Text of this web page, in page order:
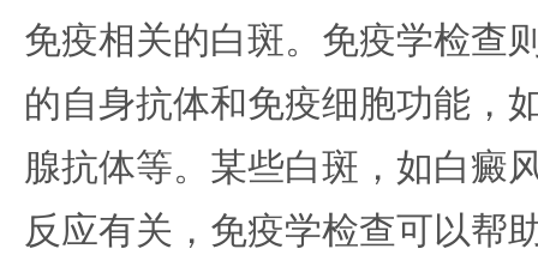
免疫相关的白斑。免疫学检查
的自身抗体和免疫细胞功能，
腺抗体等。某些白斑，如白癜
反应有关，免疫学检查可以帮